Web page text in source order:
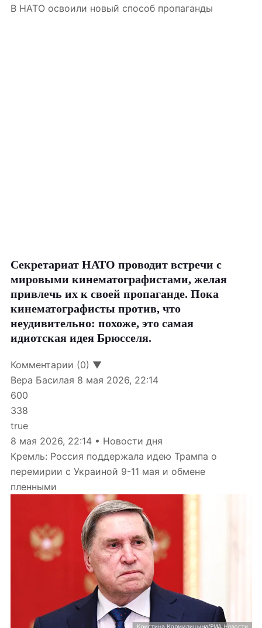
В НАТО освоили новый способ пропаганды
Секретариат НАТО проводит встречи с
мировыми кинематографистами, желая
привлечь их к своей пропаганде. Пока
кинематографисты против, что
неудивительно: похоже, это самая
идиотская идея Брюсселя.
Комментарии (0) ▼
Вера Басилая 8 мая 2026, 22:14
600
338
true
8 мая 2026, 22:14 • Новости дня
Кремль: Россия поддержала идею Трампа о
перемирии с Украиной 9-11 мая и обмене
пленными